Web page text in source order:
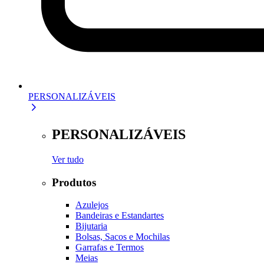
PERSONALIZÁVEIS
PERSONALIZÁVEIS
Ver tudo
Produtos
Azulejos
Bandeiras e Estandartes
Bijutaria
Bolsas, Sacos e Mochilas
Garrafas e Termos
Meias